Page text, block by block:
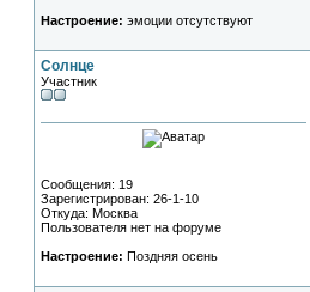
Настроение: эмоции отсутствуют
Солнце
Участник
Сообщения: 19
Зарегистрирован: 26-1-10
Откуда: Москва
Пользователя нет на форуме
Настроение: Поздняя осень